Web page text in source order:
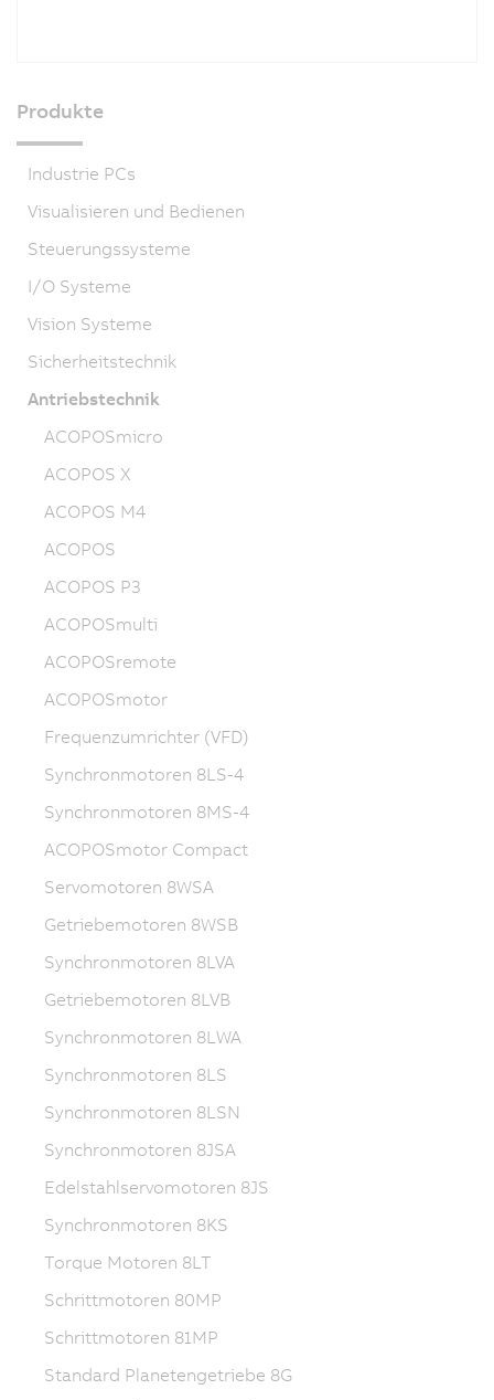
Produkte
Industrie PCs
Visualisieren und Bedienen
Steuerungssysteme
I/O Systeme
Vision Systeme
Sicherheitstechnik
Antriebstechnik
ACOPOSmicro
ACOPOS X
ACOPOS M4
ACOPOS
ACOPOS P3
ACOPOSmulti
ACOPOSremote
ACOPOSmotor
Frequenzumrichter (VFD)
Synchronmotoren 8LS-4
Synchronmotoren 8MS-4
ACOPOSmotor Compact
Servomotoren 8WSA
Getriebemotoren 8WSB
Synchronmotoren 8LVA
Getriebemotoren 8LVB
Synchronmotoren 8LWA
Synchronmotoren 8LS
Synchronmotoren 8LSN
Synchronmotoren 8JSA
Edelstahlservomotoren 8JS
Synchronmotoren 8KS
Torque Motoren 8LT
Schrittmotoren 80MP
Schrittmotoren 81MP
Standard Planetengetriebe 8G